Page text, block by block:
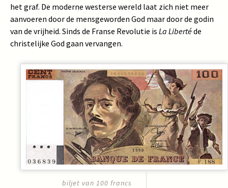
het graf. De moderne westerse wereld laat zich niet meer
aanvoeren door de mensgeworden God maar door de godin
van de vrijheid. Sinds de Franse Revolutie is La Libertéde
christelijke God gaan vervangen.
biljet van 100 francs